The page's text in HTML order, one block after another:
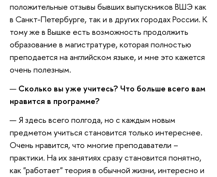
положительные отзывы бывших выпускников ВШЭ как
в Санкт-Петербурге, так и в других городах России. К
тому же в Вышке есть возможность продолжить
образование в магистратуре, которая полностью
преподается на английском языке, и мне это кажется
очень полезным.
Сколько вы уже учитесь? Что больше всего вам
нравится в программе?
Я здесь всего полгода, но с каждым новым
предметом учиться становится только интереснее.
Очень нравится, что многие преподаватели –
практики. На их занятиях сразу становится понятно,
как "работает" теория в обычной жизни, интересно и